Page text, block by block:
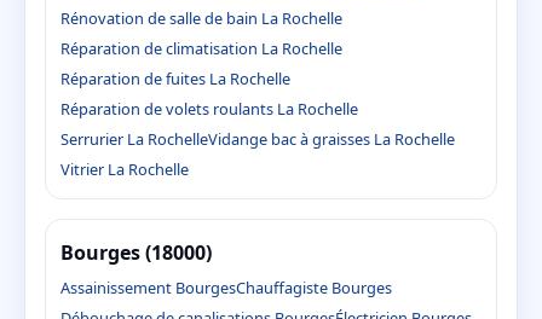
Rénovation de salle de bain La Rochelle
Réparation de climatisation La Rochelle
Réparation de fuites La Rochelle
Réparation de volets roulants La Rochelle
Serrurier La RochelleVidange bac à graisses La Rochelle
Vitrier La Rochelle
Bourges (18000)
Assainissement BourgesChauffagiste Bourges